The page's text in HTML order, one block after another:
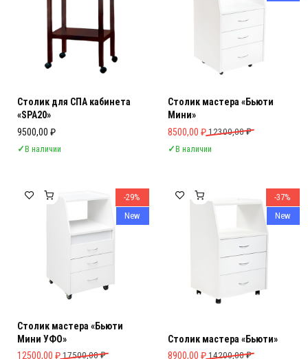
Столик для СПА кабинета
«SPA20»
9500,00 ₽
✓В наличии
Столик мастера «Бьюти
Мини»
12300,00₽
Первоначальная цена
8500,00 ₽
Текущая цена: 8500,00 ₽.
✓В наличии
-29%
New
Столик мастера «Бьюти
Мини УФО»
17500,00₽
Первоначальная цена составляла 17500,00 ₽.
12500,00 ₽
Текущая цена: 12500,00 ₽.
-37%
New
Столик мастера «Бьюти»
14200,00₽
Первоначальная цена
8900,00 ₽
Текущая цена: 8900,00 ₽.